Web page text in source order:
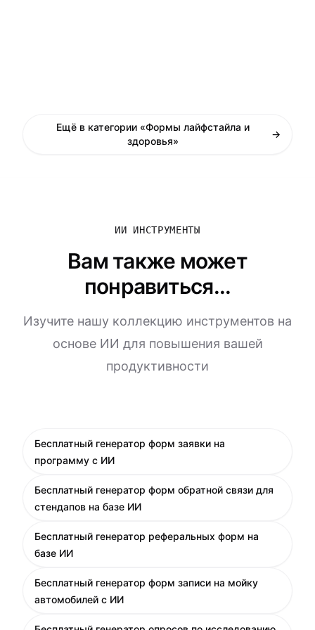
Ещё в категории «Формы лайфстайла и
здоровья»
→
ИИ ИНСТРУМЕНТЫ
Вам также может
понравиться...
Изучите нашу коллекцию инструментов на
основе ИИ для повышения вашей
продуктивности
Бесплатный генератор форм заявки на
программу с ИИ
Бесплатный генератор форм обратной связи для
стендапов на базе ИИ
Бесплатный генератор реферальных форм на
базе ИИ
Бесплатный генератор форм записи на мойку
автомобилей с ИИ